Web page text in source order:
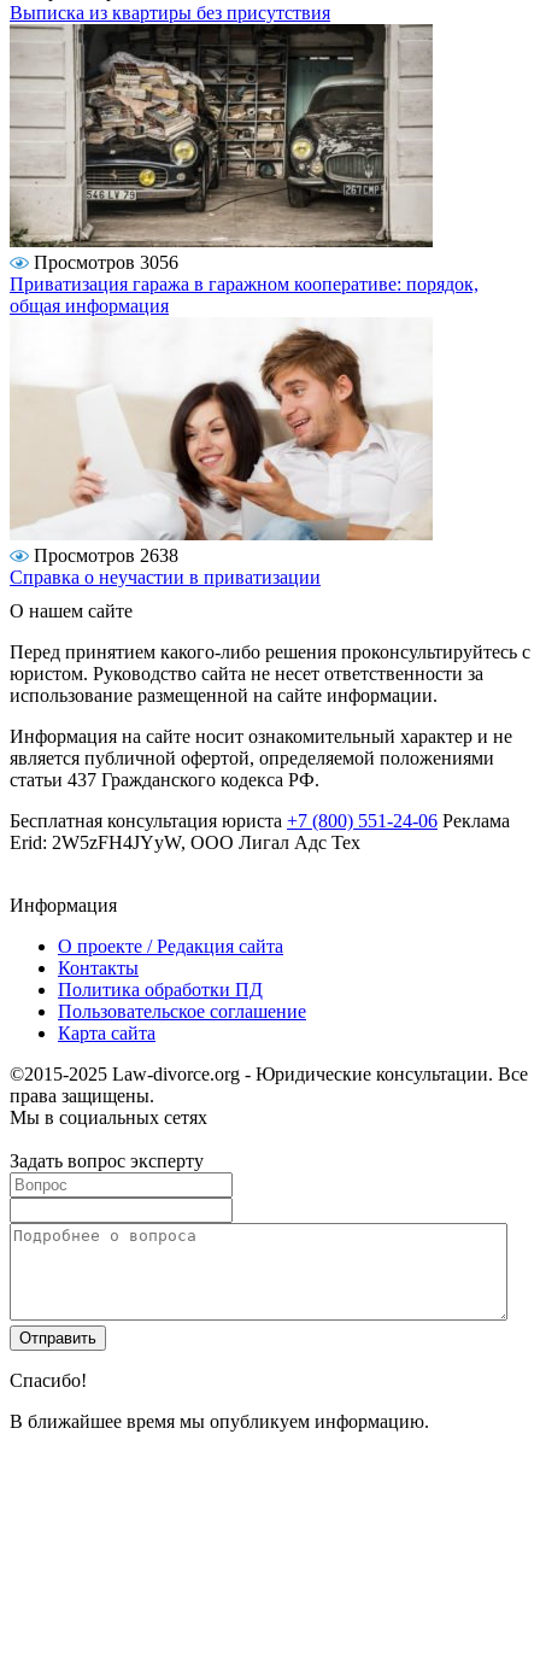
Выписка из квартиры без присутствия
Просмотров 3056
Приватизация гаража в гаражном кооперативе: порядок,
общая информация
Просмотров 2638
Справка о неучастии в приватизации
О нашем сайте
Перед принятием какого-либо решения проконсультируйтесь с
юристом. Руководство сайта не несет ответственности за
использование размещенной на сайте информации.
Информация на сайте носит ознакомительный характер и не
является публичной офертой, определяемой положениями
статьи 437 Гражданского кодекса РФ.
Бесплатная консультация юриста +7 (800) 551-24-06 Реклама
Erid: 2W5zFH4JYyW, ООО Лигал Адс Тех
Информация
О проекте / Редакция сайта
Контакты
Политика обработки ПД
Пользовательское соглашение
Карта сайта
©2015-2025 Law-divorce.org - Юридические консультации. Все
права защищены.
Мы в социальных сетях
Задать вопрос эксперту
Спасибо!
В ближайшее время мы опубликуем информацию.